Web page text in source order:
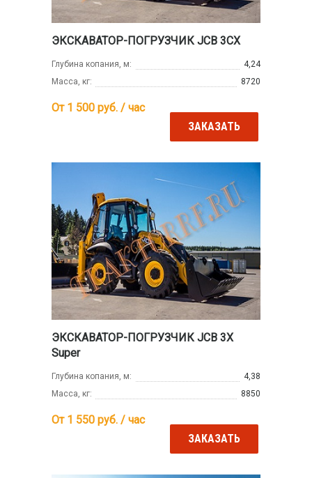
ЭКСКАВАТОР-ПОГРУЗЧИК JCB 3CX
Глубина копания, м:
4,24
Масса, кг:
8720
От 1 500 руб. / час
ЗАКАЗАТЬ
ЭКСКАВАТОР-ПОГРУЗЧИК JCB 3X
Super
Глубина копания, м:
4,38
Масса, кг:
8850
От 1 550 руб. / час
ЗАКАЗАТЬ